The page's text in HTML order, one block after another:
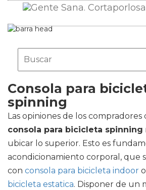
Consola para
spinning
Las opiniones de los
consola para bicicleta spinning
ubicar lo superior. Esto es
acondicionamiento corporal, que
con consola para bicicleta indoor o
bicicleta estatica. Disponer de un